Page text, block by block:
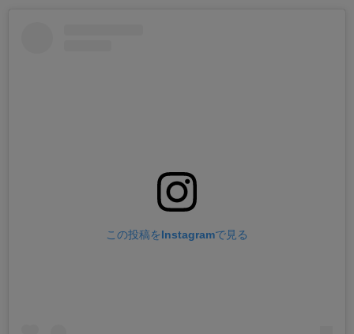
この投稿をInstagramで見る